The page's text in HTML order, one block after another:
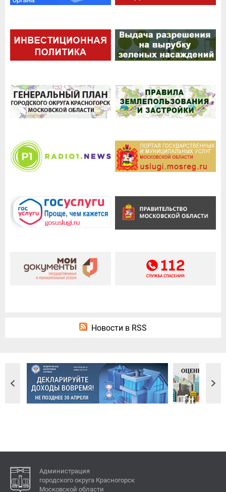
Новости в RSS
Администрация
городского округа Красногорск
Московской области